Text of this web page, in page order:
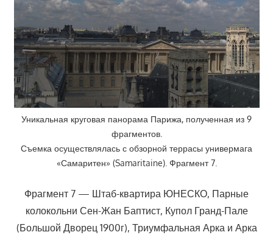
Уникальная круговая панорама Парижа, полученная из 9
фрагментов.
Съемка осуществлялась с обзорной террасы универмага
«Самаритен» (Samaritaine). Фрагмент 7.
Фрагмент 7 — Штаб-квартира ЮНЕСКО, Парные
колокольни Сен-Жан Баптист, Купол Гранд-Пале
(Большой Дворец 1900г), Триумфальная Арка и Арка